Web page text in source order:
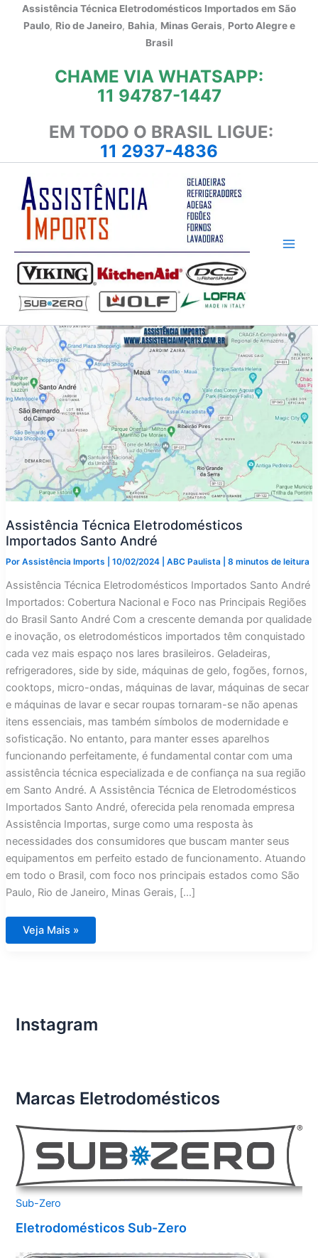
Assistência Técnica Eletrodomésticos Importados em São
Paulo, Rio de Janeiro, Bahia, Minas Gerais, Porto Alegre e
Brasil
CHAME VIA WHATSAPP:
11 94787-1447
EM TODO O BRASIL LIGUE:
11 2937-4836
Assistência Técnica Eletrodomésticos
Importados Santo André
Por Assistência Imports 10/02/2024 ABC Paulista 8 minutos de leitura
Assistência Técnica Eletrodomésticos Importados Santo André
Importados: Cobertura Nacional e Foco nas Principais Regiões
do Brasil Santo André Com a crescente demanda por qualidade
e inovação, os eletrodomésticos importados têm conquistado
cada vez mais espaço nos lares brasileiros. Geladeiras,
refrigeradores, side by side, máquinas de gelo, fogões, fornos,
cooktops, micro-ondas, máquinas de lavar, máquinas de secar
e máquinas de lavar e secar roupas tornaram-se não apenas
itens essenciais, mas também símbolos de modernidade e
sofisticação. No entanto, para manter esses aparelhos
funcionando perfeitamente, é fundamental contar com uma
assistência técnica especializada e de confiança na sua região
em Santo André. A Assistência Técnica de Eletrodomésticos
Importados Santo André, oferecida pela renomada empresa
Assistência Importas, surge como uma resposta às
necessidades dos consumidores que buscam manter seus
equipamentos em perfeito estado de funcionamento. Atuando
em todo o Brasil, com foco nos principais estados como São
Paulo, Rio de Janeiro, Minas Gerais, […]
Assistência
Técnica
Veja Mais »
Instagram
Marcas Eletrodomésticos
Sub-Zero
Eletrodomésticos Sub-Zero